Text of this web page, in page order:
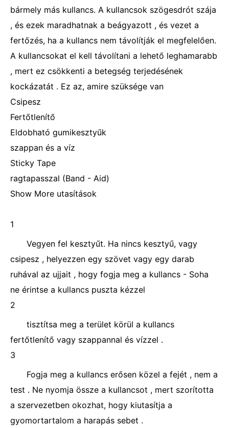
bármely más kullancs. A kullancsok szögesdrót szája
, és ezek maradhatnak a beágyazott , és vezet a
fertőzés, ha a kullancs nem távolítják el megfelelően.
A kullancsokat el kell távolítani a lehető leghamarabb
, mert ez csökkenti a betegség terjedésének
kockázatát . Ez az, amire szüksége van
Csipesz
Fertőtlenítő
Eldobható gumikesztyűk
szappan és a víz
Sticky Tape
ragtapasszal (Band - Aid)
Show More utasítások
1
Vegyen fel kesztyűt. Ha nincs kesztyű, vagy
csipesz , helyezzen egy szövet vagy egy darab
ruhával az ujjait , hogy fogja meg a kullancs - Soha
ne érintse a kullancs puszta kézzel
2
tisztítsa meg a terület körül a kullancs
fertőtlenítő vagy szappannal és vízzel .
3
Fogja meg a kullancs erősen közel a fejét , nem a
test . Ne nyomja össze a kullancsot , mert szorította
a szervezetben okozhat, hogy kiutasítja a
gyomortartalom a harapás sebet .